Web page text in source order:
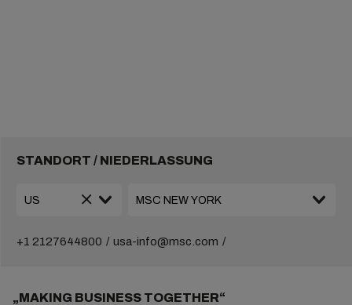
STANDORT / NIEDERLASSUNG
+1 2127644800 usa-info@msc.com
„MAKING BUSINESS TOGETHER“